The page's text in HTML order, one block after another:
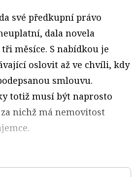
své předkupní právo
dala novela
měsíce. S nabídkou je
oslovit až ve chvíli, kdy
smlouvu.
totiž musí být naprosto
nichž má nemovitost